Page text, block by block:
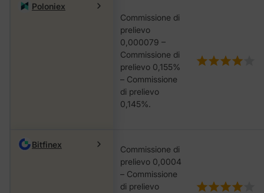
Poloniex
Commissione di
prelievo
0,000079 –
Commissione di
prelievo 0,155%
– Commissione
di prelievo
0,145%.
Bitfinex
Commissione di
prelievo 0,0004
– Commissione
di prelievo